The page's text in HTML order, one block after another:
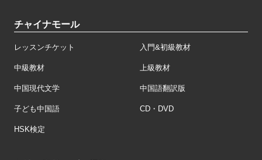
チャイナモール
レッスンチケット 入門&初級教材
中級教材 上級教材
中国現代文学 中国語翻訳版
子ども中国語 CD・DVD
HSK検定